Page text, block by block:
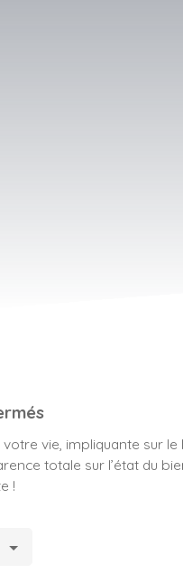
vie, impliquante sur
totale sur l’état du
!